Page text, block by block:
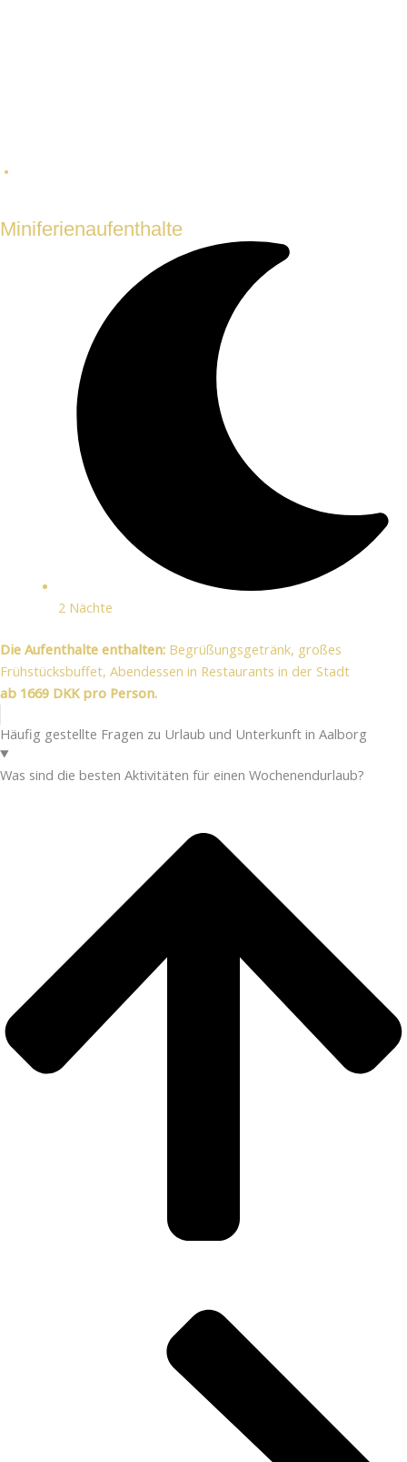
Miniferienaufenthalte
2 Nächte
Die Aufenthalte enthalten: Begrüßungsgetränk, großes
Frühstücksbuffet, Abendessen in Restaurants in der Stadt
ab 1669 DKK pro Person.
Häufig gestellte Fragen zu Urlaub und Unterkunft in Aalborg
Was sind die besten Aktivitäten für einen Wochenendurlaub?